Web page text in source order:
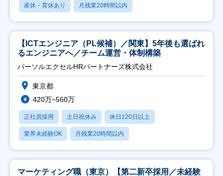
産休・育休あり 月残業20時間以内
【ICTエンジニア（PL候補）／関東】5年後も選ばれ
るエンジニアへ／チーム運営・体制構築
パーソルエクセルHRパートナーズ株式会社
東京都
420万~560万
正社員採用 土日祝休み 休日120日以上
業界未経験OK 月残業20時間以内
マーケティング職（東京）【第二新卒採用／未経験